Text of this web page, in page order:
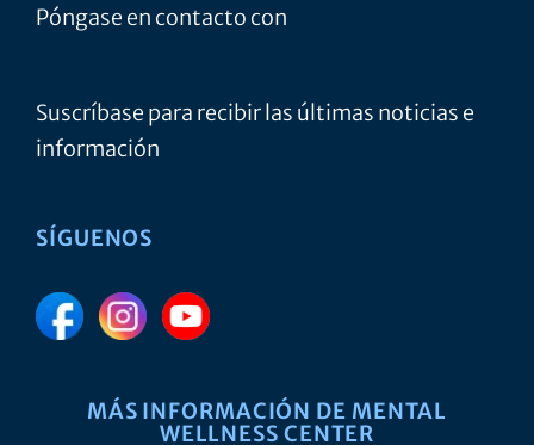
Póngase en contacto con
Suscríbase para recibir las últimas noticias e
información
SÍGUENOS
MÁS INFORMACIÓN DE MENTAL
WELLNESS CENTER